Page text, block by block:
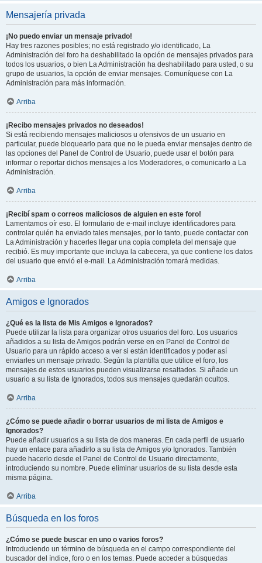
Mensajería privada
¡No puedo enviar un mensaje privado!
Hay tres razones posibles; no está registrado y/o identificado, La
Administración del foro ha deshabilitado la opción de mensajes privados para
todos los usuarios, o bien La Administración ha deshabilitado para usted, o su
grupo de usuarios, la opción de enviar mensajes. Comuníquese con La
Administración para más información.
Arriba
¡Recibo mensajes privados no deseados!
Si está recibiendo mensajes maliciosos u ofensivos de un usuario en
particular, puede bloquearlo para que no le pueda enviar mensajes dentro de
las opciones del Panel de Control de Usuario, puede usar el botón para
informar o reportar dichos mensajes a los Moderadores, o comunicarlo a La
Administración.
Arriba
¡Recibí spam o correos maliciosos de alguien en este foro!
Lamentamos oír eso. El formulario de e-mail incluye identificadores para
controlar quién ha enviado tales mensajes, por lo tanto, puede contactar con
La Administración y hacerles llegar una copia completa del mensaje que
recibió. Es muy importante que incluya la cabecera, ya que contiene los datos
del usuario que envió el e-mail. La Administración tomará medidas.
Arriba
Amigos e Ignorados
¿Qué es la lista de Mis Amigos e Ignorados?
Puede utilizar la lista para organizar otros usuarios del foro. Los usuarios
añadidos a su lista de Amigos podrán verse en en Panel de Control de
Usuario para un rápido acceso a ver si están identificados y poder así
enviarles un mensaje privado. Según la plantilla que utilice el foro, los
mensajes de estos usuarios pueden visualizarse resaltados. Si añade un
usuario a su lista de Ignorados, todos sus mensajes quedarán ocultos.
Arriba
¿Cómo se puede añadir o borrar usuarios de mi lista de Amigos e
Ignorados?
Puede añadir usuarios a su lista de dos maneras. En cada perfil de usuario
hay un enlace para añadirlo a su lista de Amigos y/o Ignorados. También
puede hacerlo desde el Panel de Control de Usuario directamente,
introduciendo su nombre. Puede eliminar usuarios de su lista desde esta
misma página.
Arriba
Búsqueda en los foros
¿Cómo se puede buscar en uno o varios foros?
Introduciendo un término de búsqueda en el campo correspondiente del
buscador del índice, foro o en los temas. Puede acceder a búsquedas